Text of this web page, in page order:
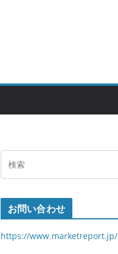
お問い合わせ
https://www.marketreport.jp/